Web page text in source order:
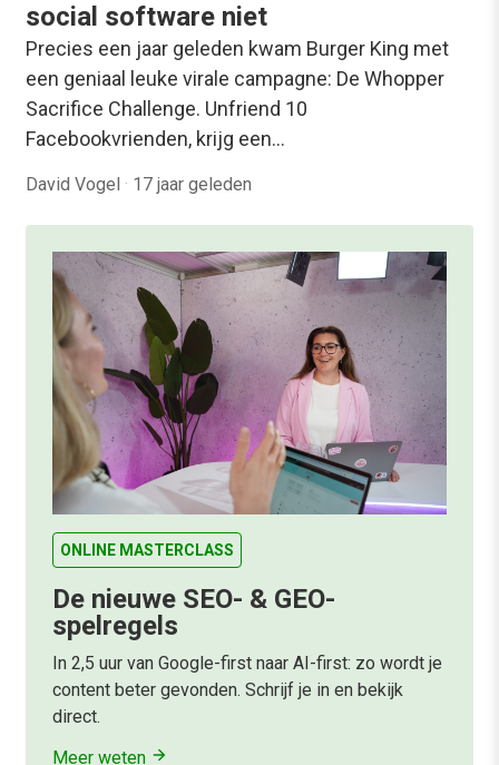
social software niet
Precies een jaar geleden kwam Burger King met
een geniaal leuke virale campagne: De Whopper
Sacrifice Challenge. Unfriend 10
Facebookvrienden, krijg een…
David Vogel · 17 jaar geleden
ONLINE MASTERCLASS
De nieuwe SEO- & GEO-
spelregels
In 2,5 uur van Google-first naar AI-first: zo wordt je
content beter gevonden. Schrijf je in en bekijk
direct.
Meer weten